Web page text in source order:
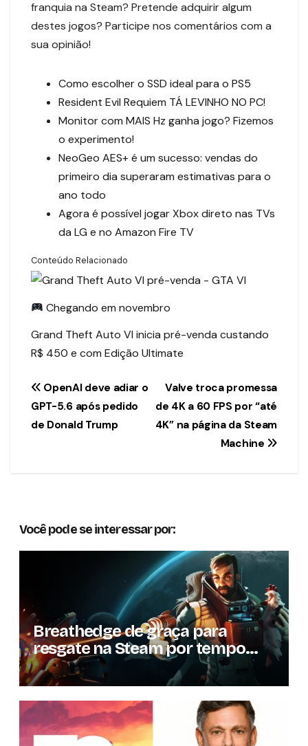
franquia na Steam? Pretende adquirir algum
destes jogos? Participe nos comentários com a
sua opinião!
Como escolher o SSD ideal para o PS5
Resident Evil Requiem TÁ LEVINHO NO PC!
Monitor com MAIS Hz ganha jogo? Fizemos
o experimento!
NeoGeo AES+ é um sucesso: vendas do
primeiro dia superaram estimativas para o
ano todo
Agora é possível jogar Xbox direto nas TVs
da LG e no Amazon Fire TV
Conteúdo Relacionado
Chegando em novembro
Grand Theft Auto VI inicia pré-venda custando
R$ 450 e com Edição Ultimate
Navegação
de
Valve troca promessa
de 4K a 60 FPS por “até
4K” na página da Steam
Machine
OpenAI deve adiar o
GPT-5.6 após pedido
de Donald Trump
Você pode se interessar por:
Breathedge de graça para
resgate na Steam por tempo
limitado